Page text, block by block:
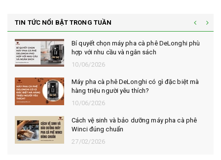
TIN TỨC NỔI BẬT TRONG TUẦN
Bí quyết chọn máy pha cà phê DeLonghi phù
hợp với nhu cầu và ngân sách
10/06/2026
Máy pha cà phê DeLonghi có gì đặc biệt mà
hàng triệu người yêu thích?
10/06/2026
Cách vệ sinh và bảo dưỡng máy pha cà phê
Winci đúng chuẩn
27/02/2026